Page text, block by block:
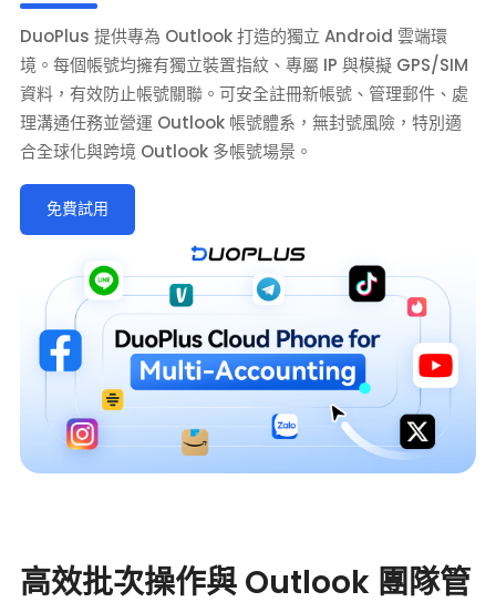
DuoPlus 提供專為 Outlook 打造的獨立 Android 雲端環
境。每個帳號均擁有獨立裝置指紋、專屬 IP 與模擬 GPS/SIM
資料，有效防止帳號關聯。可安全註冊新帳號、管理郵件、處
理溝通任務並營運 Outlook 帳號體系，無封號風險，特別適
合全球化與跨境 Outlook 多帳號場景。
免費試用
高效批次操作與 Outlook 團隊管